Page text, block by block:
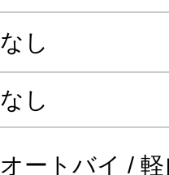
なし
なし
オートバイ /